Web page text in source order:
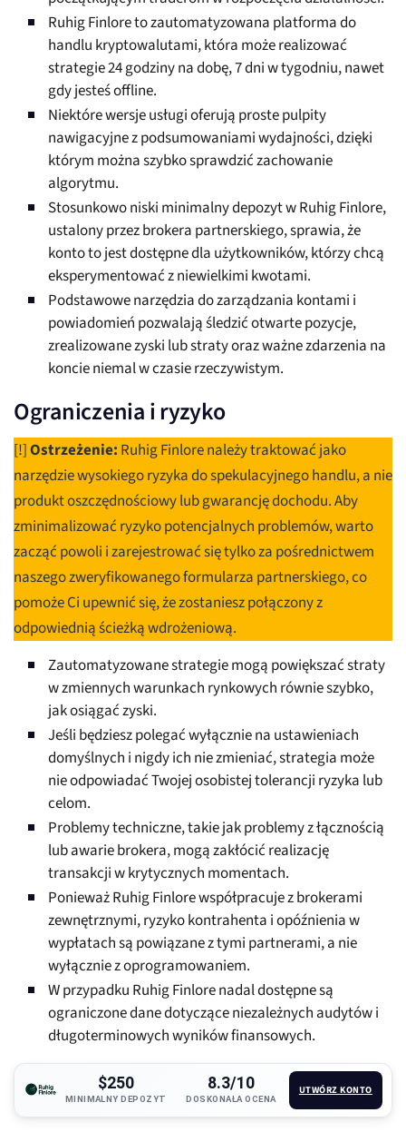
Ruhig Finlore to zautomatyzowana platforma do
handlu kryptowalutami, która może realizować
strategie 24 godziny na dobę, 7 dni w tygodniu, nawet
gdy jesteś offline.
Niektóre wersje usługi oferują proste pulpity
nawigacyjne z podsumowaniami wydajności, dzięki
którym można szybko sprawdzić zachowanie
algorytmu.
Stosunkowo niski minimalny depozyt w Ruhig Finlore,
ustalony przez brokera partnerskiego, sprawia, że
konto to jest dostępne dla użytkowników, którzy chcą
eksperymentować z niewielkimi kwotami.
Podstawowe narzędzia do zarządzania kontami i
powiadomień pozwalają śledzić otwarte pozycje,
zrealizowane zyski lub straty oraz ważne zdarzenia na
koncie niemal w czasie rzeczywistym.
Ograniczenia i ryzyko
[!]Ostrzeżenie: Ruhig Finlore należy traktować jako
narzędzie wysokiego ryzyka do spekulacyjnego handlu, a nie
produkt oszczędnościowy lub gwarancję dochodu. Aby
zminimalizować ryzyko potencjalnych problemów, warto
zacząć powoli i zarejestrować się tylko za pośrednictwem
naszego zweryfikowanego formularza partnerskiego, co
pomoże Ci upewnić się, że zostaniesz połączony z
odpowiednią ścieżką wdrożeniową.
Zautomatyzowane strategie mogą powiększać straty
w zmiennych warunkach rynkowych równie szybko,
jak osiągać zyski.
Jeśli będziesz polegać wyłącznie na ustawieniach
domyślnych i nigdy ich nie zmieniać, strategia może
nie odpowiadać Twojej osobistej tolerancji ryzyka lub
celom.
Problemy techniczne, takie jak problemy z łącznością
lub awarie brokera, mogą zakłócić realizację
transakcji w krytycznych momentach.
Ponieważ Ruhig Finlore współpracuje z brokerami
zewnętrznymi, ryzyko kontrahenta i opóźnienia w
wypłatach są powiązane z tymi partnerami, a nie
wyłącznie z oprogramowaniem.
W przypadku Ruhig Finlore nadal dostępne są
ograniczone dane dotyczące niezależnych audytów i
długoterminowych wyników finansowych.
$250
MINIMALNY DEPOZYT
8.3/10
DOSKONAŁA OCENA
UTWÓRZ KONTO